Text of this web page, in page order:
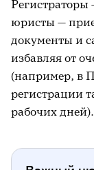
юристы —
документы и
избавляя от
(например, в
регистрации
рабочих дней).